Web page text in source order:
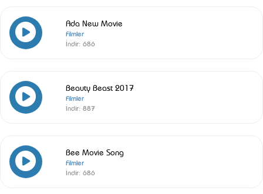
Ada New Movie
Filmler
İndir: 686
Beauty Beast 2017
Filmler
İndir: 887
Bee Movie Song
Filmler
İndir: 686